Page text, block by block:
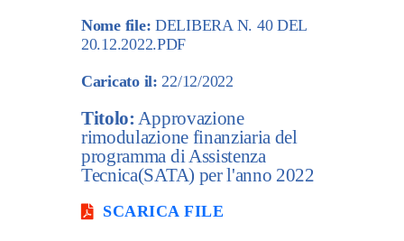
Nome file: DELIBERA N. 40 DEL
20.12.2022.PDF
Caricato il: 22/12/2022
Titolo: Approvazione
rimodulazione finanziaria del
programma di Assistenza
Tecnica(SATA) per l'anno 2022
SCARICA FILE